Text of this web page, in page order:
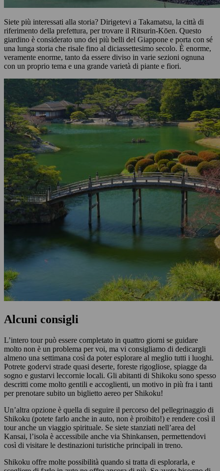
Siete più interessati alla storia? Dirigetevi a Takamatsu, la città di
riferimento della prefettura, per trovare il Ritsurin-Kōen. Questo
giardino è considerato uno dei più belli del Giappone e porta con sé
una lunga storia che risale fino al diciassettesimo secolo. È enorme,
veramente enorme, tanto da essere diviso in varie sezioni ognuna
con un proprio tema e una grande varietà di piante e fiori.
Alcuni consigli
L’intero tour può essere completato in quattro giorni se guidare
molto non è un problema per voi, ma vi consigliamo di dedicargli
almeno una settimana così da poter esplorare al meglio tutti i luoghi.
Potrete godervi strade quasi deserte, foreste rigogliose, spiagge da
sogno e gustarvi leccornie locali. Gli abitanti di Shikoku sono spesso
descritti come molto gentili e accoglienti, un motivo in più fra i tanti
per prenotare subito un biglietto aereo per Shikoku!
Un’altra opzione è quella di seguire il percorso del pellegrinaggio di
Shikoku (potete farlo anche in auto, non è proibito!) e rendere così il
tour anche un viaggio spirituale. Se siete stanziati nell’area del
Kansai, l’isola è accessibile anche via Shinkansen, permettendovi
così di visitare le destinazioni turistiche principali in treno.
Shikoku offre molte possibilità quando si tratta di esplorarla, e